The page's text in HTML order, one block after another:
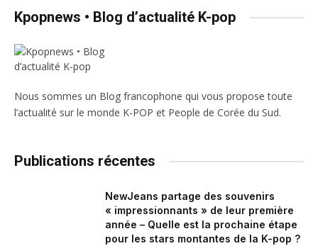
Kpopnews • Blog d’actualité K-pop
Nous sommes un Blog francophone qui vous propose toute
l’actualité sur le monde K-POP et People de Corée du Sud.
Publications récentes
NewJeans partage des souvenirs
« impressionnants » de leur première
année – Quelle est la prochaine étape
pour les stars montantes de la K-pop ?